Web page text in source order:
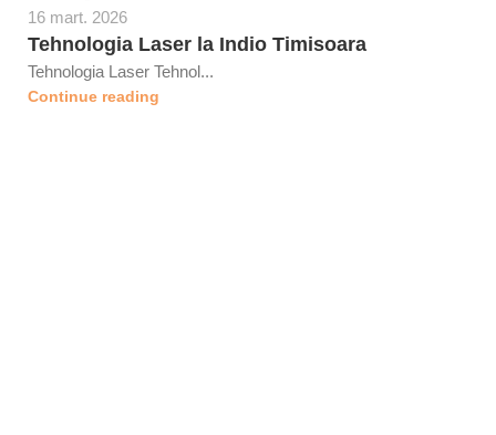
16 mart. 2026
Tehnologia Laser la Indio Timisoara
Tehnologia Laser Tehnol...
Continue reading